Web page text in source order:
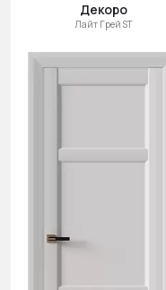
Декоро
Лайт Грей ST